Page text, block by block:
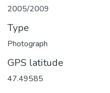
2005/2009
Type
Photograph
GPS latitude
47.49585